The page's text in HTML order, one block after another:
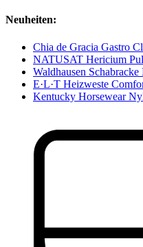
Neuheiten:
Chia de Gracia Gastro
NATUSAT Hericium
Waldhausen
E·L·T Heizweste
Kentucky Horsewear